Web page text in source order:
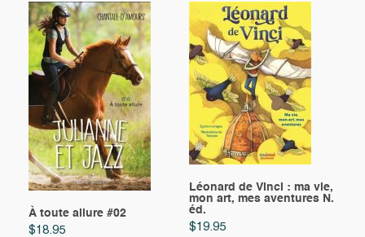
À toute allure #02
$18.95
Léonard de Vinci : ma vie,
mon art, mes aventures N.
éd.
$19.95